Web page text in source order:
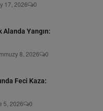
17, 2026 0
Alanda Yangın:
8, 2026 0
Feci Kaza:
5, 2026 0